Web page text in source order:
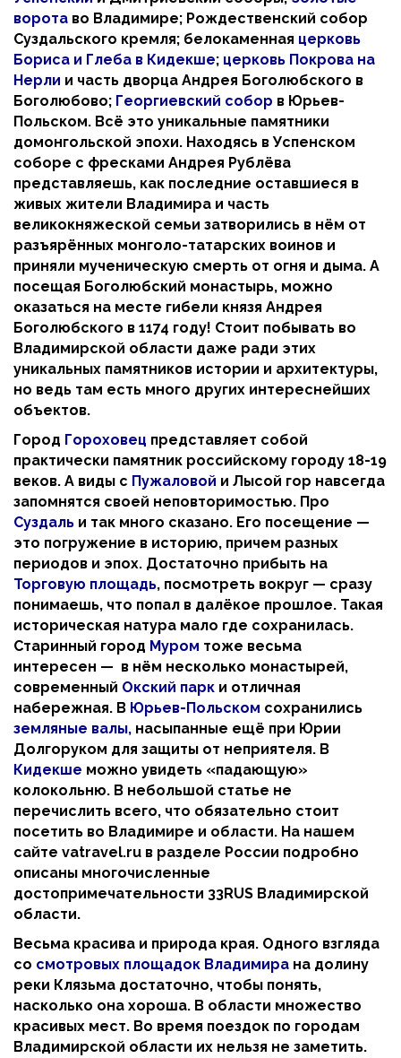
ворота во Владимире; Рождественский собор
Суздальского кремля; белокаменная церковь
Бориса и Глеба в Кидекше; церковь Покрова на
Нерли и часть дворца Андрея Боголюбского в
Боголюбово; Георгиевский собор в Юрьев-
Польском. Всё это уникальные памятники
домонгольской эпохи. Находясь в Успенском
соборе с фресками Андрея Рублёва
представляешь, как последние оставшиеся в
живых жители Владимира и часть
великокняжеской семьи затворились в нём от
разъярённых монголо-татарских воинов и
приняли мученическую смерть от огня и дыма. А
посещая Боголюбский монастырь, можно
оказаться на месте гибели князя Андрея
Боголюбского в 1174 году! Стоит побывать во
Владимирской области даже ради этих
уникальных памятников истории и архитектуры,
но ведь там есть много других интереснейших
объектов.
Город Гороховец представляет собой
практически памятник российскому городу 18-19
веков. А виды с Пужаловой и Лысой гор навсегда
запомнятся своей неповторимостью. Про
Суздаль и так много сказано. Его посещение —
это погружение в историю, причем разных
периодов и эпох. Достаточно прибыть на
Торговую площадь, посмотреть вокруг — сразу
понимаешь, что попал в далёкое прошлое. Такая
историческая натура мало где сохранилась.
Старинный город Муром тоже весьма
интересен — в нём несколько монастырей,
современный Окский парк и отличная
набережная. В Юрьев-Польском сохранились
земляные валы, насыпанные ещё при Юрии
Долгоруком для защиты от неприятеля. В
Кидекше можно увидеть «падающую»
колокольню. В небольшой статье не
перечислить всего, что обязательно стоит
посетить во Владимире и области. На нашем
сайте vatravel.ru в разделе России подробно
описаны многочисленные
достопримечательности 33RUS Владимирской
области.
Весьма красива и природа края. Одного взгляда
со смотровых площадок Владимира на долину
реки Клязьма достаточно, чтобы понять,
насколько она хороша. В области множество
красивых мест. Во время поездок по городам
Владимирской области их нельзя не заметить.